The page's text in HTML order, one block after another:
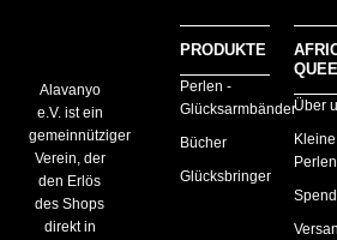
Alavanyo
e.V. ist ein
gemeinnütziger
Verein, der
den Erlös
des Shops
direkt in
PRODUKTE
Perlen -
Glücksarmbänder
Bücher
Glücksbringer
Über
Kleine